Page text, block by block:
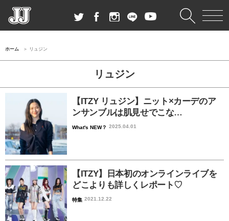
ホーム リュジン
リュジン
【ITZY リュジン】ニット×カーデのア
ンサンブルは肌見せでこな…
What's NEW？ 2025.04.01
【ITZY】日本初のオンラインライブを
どこよりも詳しくレポート♡
特集 2021.12.22